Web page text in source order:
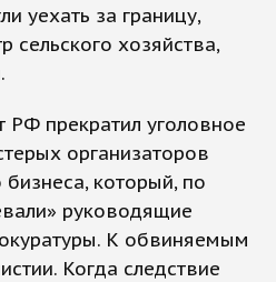
уехать за границу,
сельского хозяйства,
РФ прекратил уголовное
организаторов
который, по
руководящие
К обвиняемым
Когда следствие